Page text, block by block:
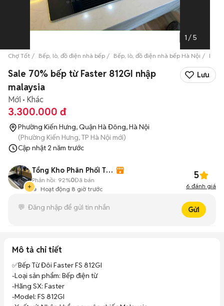
1 /5
Chợ Tốt Bếp, lò, đồ điện nhà bếp Bếp, lò, đồ điện nhà bếp Hà Nội Bếp,
Sale 70% bếp từ Faster 812GI nhập
malaysia
Lưu
Mới Khác
3.300.000 đ
Phường Kiến Hưng, Quận Hà Đông, Hà Nội
(Phường Kiến Hưng, TP Hà Nội mới)
Cập nhật 2 năm trước
Tổng Kho Phân Phối Thiết bị Bếp - Phòng tắm
Hoạt động 8 giờ trước
Phản hồi: 92%0Đã bán 5
6 đánh giá
Gửi
Mô tả chi tiết
✅Bếp Từ Đôi Faster FS 812GI
-Loại sản phẩm: Bếp điện từ
-Hãng SX: Faster
-Model: FS 812GI